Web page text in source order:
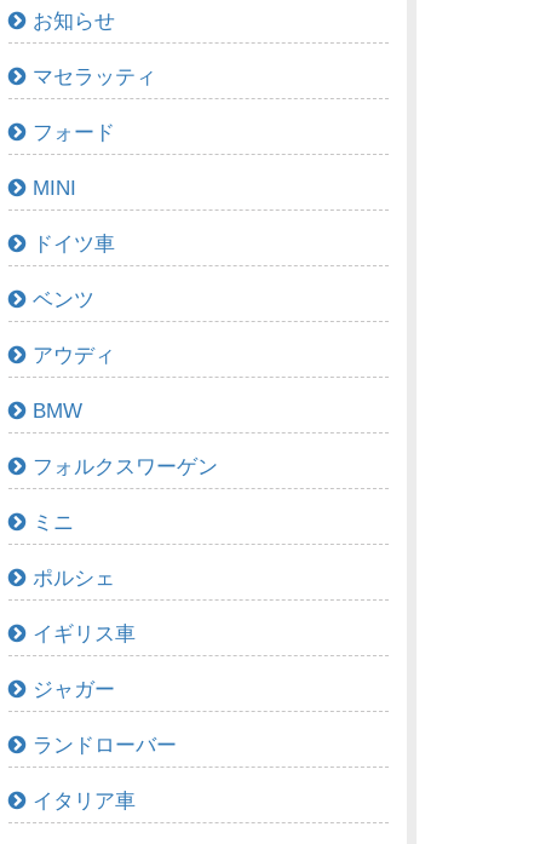
お知らせ
マセラッティ
フォード
MINI
ドイツ車
ベンツ
アウディ
BMW
フォルクスワーゲン
ミニ
ポルシェ
イギリス車
ジャガー
ランドローバー
イタリア車